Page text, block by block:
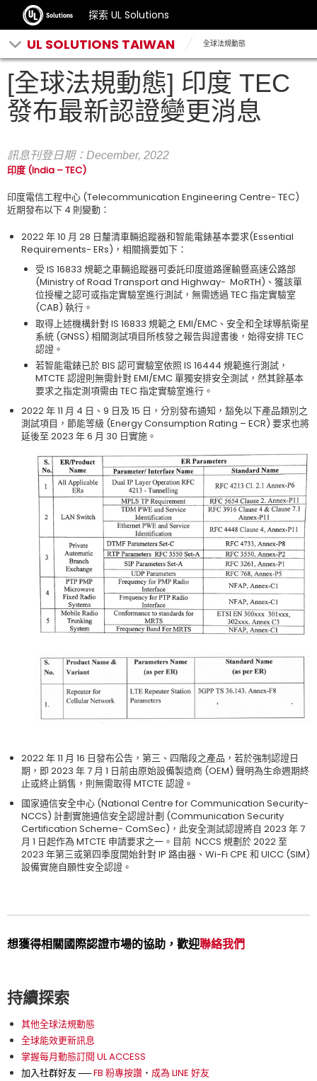
探索 UL Solutions
UL SOLUTIONS TAIWAN 全球法規動態
[全球法規動態] 印度 TEC
發布最新認證變更消息
訊息刊登日期：December, 2022
印度 (India –TEC)
印度電信工程中心 (Telecommunication Engineering Centre- TEC)
近期發布以下 4 則變動：
2022年10 月 28 日釐清車輛追蹤器和智能電錶基本要求(Essential
Requirements- ERs) ，相關摘要如下：
受 IS 16833 規範之車輛追蹤器可委託印度道路運輸暨高速公路部
(Ministry of Road Transport and Highway- MoRTH) 、獲該單
位授權之認可或指定實驗室進行測試，無需透過 TEC指定實驗室
(CAB) 執行。
取得上述機構針對IS 16833 規範之EMI/EMC 、安全和全球導航衛星
系統 (GNSS) 相關測試項目所核發之報告與證書後，始得安排TEC
認證。
若智能電錶已於BIS 認可實驗室依照 IS 16444 規範進行測試，
MTCTE 認證則無需針對EMI/EMC單獨安排安全測試，然其餘基本
要求之指定測項需由 TEC指定實驗室進行。
2022年11 月 4 日、 9 日及 15 日，分別發布通知，豁免以下產品類別之
測試項目，節能等級 (Energy Consumption Rating – ECR) 要求也將
延後至2023 年6 月 30 日實施。
2022年11 月 16 日發布公告，第三、四階段之產品，若於強制認證日
期，即 2023 年7 月 1 日前由原始設備製造商 (OEM) 聲明為生命週期終
止或終止銷售，則無需取得MTCTE 認證。
國家通信安全中心 (National Centre for Communication Security-
NCCS) 計劃實施通信安全認證計劃 (Communication Security
Certification Scheme- ComSec) ，此安全測試認證將自 2023 年7
月 1 日起作為 MTCTE 申請要求之一。目前 NCCS 規劃於2022至
2023 年第三或第四季度開始針對IP 路由器、 Wi-Fi CPE 和 UICC (SIM)
設備實施自願性安全認證。
想獲得相關國際認證市場的協助，歡迎聯絡我們
持續探索
其他全球法規動態
全球能效更新訊息
掌握每月動態訂閱 UL ACCESS
加入社群好友 ──FB 粉專按讚 ‧ 成為 LINE 好友